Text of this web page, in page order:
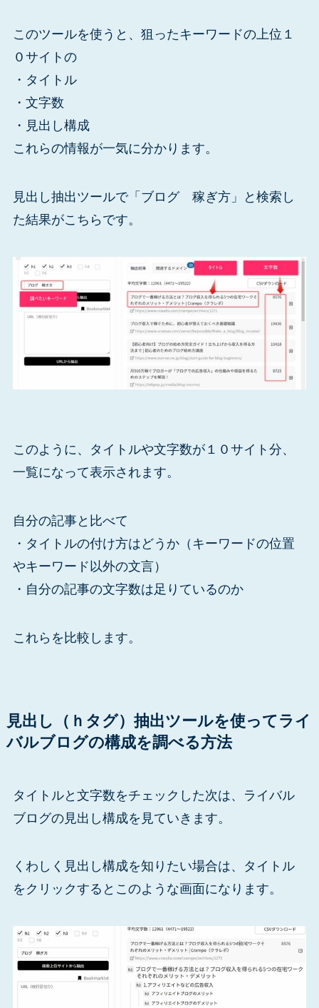
このツールを使うと、狙ったキーワードの上位１
０サイトの
・タイトル
・文字数
・見出し構成
これらの情報が一気に分かります。
見出し抽出ツールで「ブログ 稼ぎ方」と検索し
た結果がこちらです。
このように、タイトルや文字数が１０サイト分、
一覧になって表示されます。
自分の記事と比べて
・タイトルの付け方はどうか（キーワードの位置
やキーワード以外の文言）
・自分の記事の文字数は足りているのか
これらを比較します。
見出し（ｈタグ）抽出ツールを使ってライ
バルブログの構成を調べる方法
タイトルと文字数をチェックした次は、ライバル
ブログの見出し構成を見ていきます。
くわしく見出し構成を知りたい場合は、タイトル
をクリックするとこのような画面になります。